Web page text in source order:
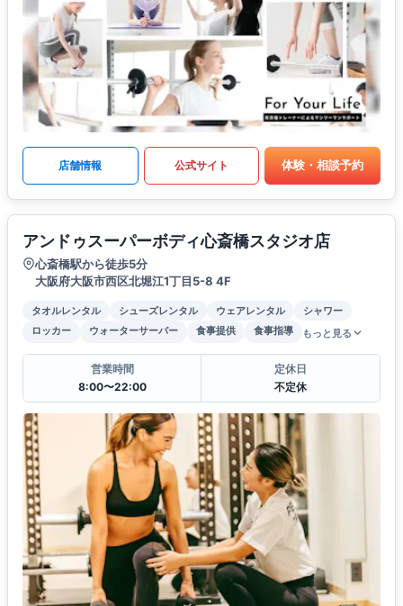
店舗情報 公式サイト 体験・相談予約
アンドゥスーパーボディ心斎橋スタジオ店
心斎橋駅から徒歩5分
大阪府大阪市西区北堀江1丁目5-8 4F
タオルレンタル シューズレンタル ウェアレンタル
シャワー
ロッカー
ウォーターサーバー 食事提供 食事指導 もっと見る
営業時間
8:00〜22:00
定休日
不定休